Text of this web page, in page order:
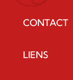
CONTACT
LIENS